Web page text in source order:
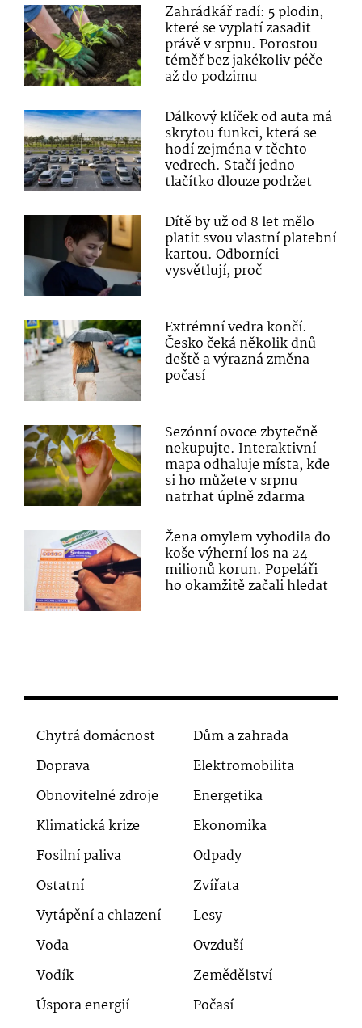
Zahrádkář radí: 5 plodin,
které se vyplatí zasadit
právě v srpnu. Porostou
téměř bez jakékoliv péče
až do podzimu
Dálkový klíček od auta má
skrytou funkci, která se
hodí zejména v těchto
vedrech. Stačí jedno
tlačítko dlouze podržet
Dítě by už od 8 let mělo
platit svou vlastní platební
kartou. Odborníci
vysvětlují, proč
Extrémní vedra končí.
Česko čeká několik dnů
deště a výrazná změna
počasí
Sezónní ovoce zbytečně
nekupujte. Interaktivní
mapa odhaluje místa, kde
si ho můžete v srpnu
natrhat úplně zdarma
Žena omylem vyhodila do
koše výherní los na 24
milionů korun. Popeláři
ho okamžitě začali hledat
Chytrá domácnost
Dům a zahrada
Doprava
Elektromobilita
Obnovitelné zdroje
Energetika
Klimatická krize
Ekonomika
Fosilní paliva
Odpady
Ostatní
Zvířata
Vytápění a chlazení
Lesy
Voda
Ovzduší
Vodík
Zemědělství
Úspora energií
Počasí